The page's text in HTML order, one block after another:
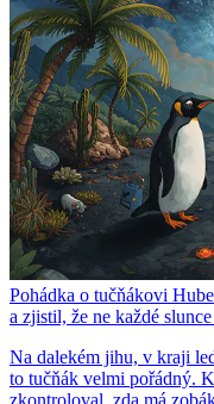
Pohádka o tučňákovi
a zjistil, že ne každé
Na dalekém jihu, v kraji
to tučňák velmi pořádný.
zkontroloval, zda má